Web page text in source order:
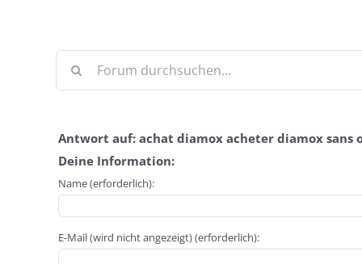
Antwort auf: achat diamox acheter diamox sans
Deine Information:
Name (erforderlich):
E-Mail (wird nicht angezeigt) (erforderlich):